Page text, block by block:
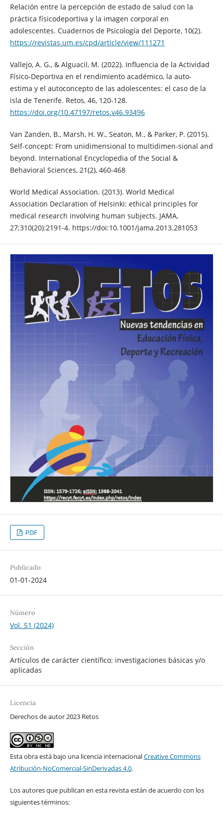
Relación entre la percepción de estado de salud con la
práctica físicodeportiva y la imagen corporal en
adolescentes. Cuadernos de Psicología del Deporte, 10(2).
https://revistas.um.es/cpd/article/view/111271
Vallejo, A. G., & Alguacil, M. (2022). Influencia de la Actividad
Físico-Deportiva en el rendimiento académico, la auto-
estima y el autoconcepto de las adolescentes: el caso de la
isla de Tenerife. Retos, 46, 120-128.
https://doi.org/10.47197/retos.v46.93496
Van Zanden, B., Marsh, H. W., Seaton, M., & Parker, P. (2015).
Self-concept: From unidimensional to multidimen-sional and
beyond. International Encyclopedia of the Social &
Behavioral Sciences, 21(2), 460-468
World Medical Association. (2013). World Medical
Association Declaration of Helsinki: ethical principles for
medical research involving human subjects. JAMA,
27;310(20):2191-4. https://doi:10.1001/jama.2013.281053
PDF
Publicado
01-01-2024
Número
Vol. 51 (2024)
Sección
Artículos de carácter científico: investigaciones básicas y/o
aplicadas
Licencia
Derechos de autor 2023 Retos
Esta obra está bajo una licencia internacionalCreative Commons
Atribución-NoComercial-SinDerivadas 4.0.
Los autores que publican en esta revista están de acuerdo con los
siguientes términos: